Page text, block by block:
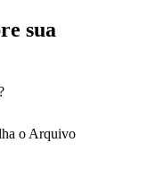
sua
o Arquivo